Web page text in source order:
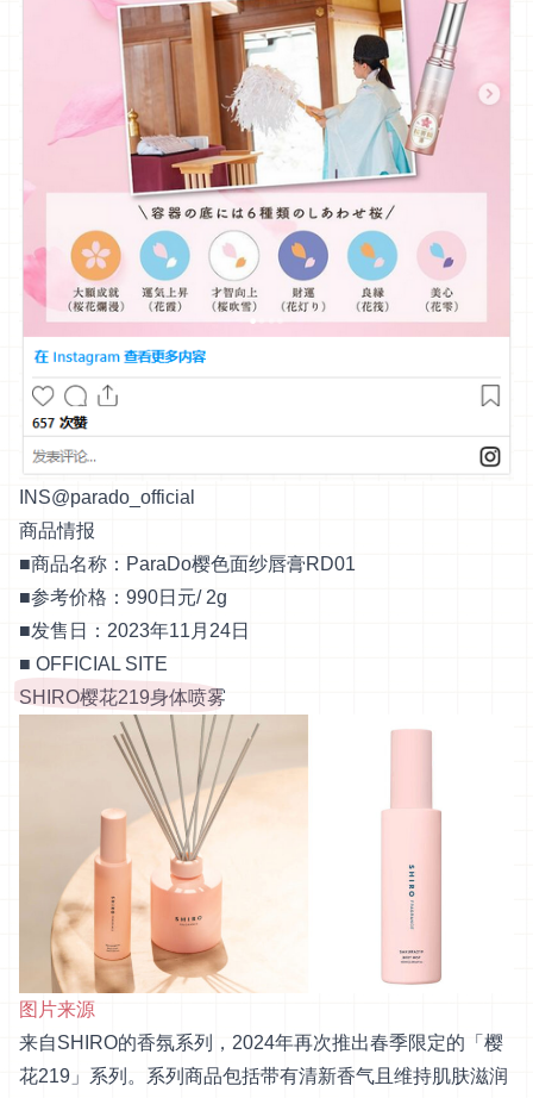
INS@parado_official
商品情报
■商品名称：ParaDo樱色面纱唇膏RD01
■参考价格：990日元/ 2g
■发售日：2023年11月24日
■ OFFICIAL SITE
SHIRO樱花219身体喷雾
图片来源
来自SHIRO的香氛系列，2024年再次推出春季限定的「樱
花219」系列。系列商品包括带有清新香气且维持肌肤滋润